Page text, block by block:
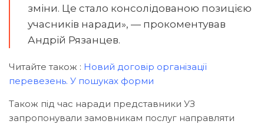
зміни. Це стало консолідованою позицією
учасників наради», — прокоментував
Андрій Рязанцев.
Читайте також : Новий договір організації
перевезень. У пошуках форми
Також під час наради представники УЗ
запропонували замовникам послуг направляти